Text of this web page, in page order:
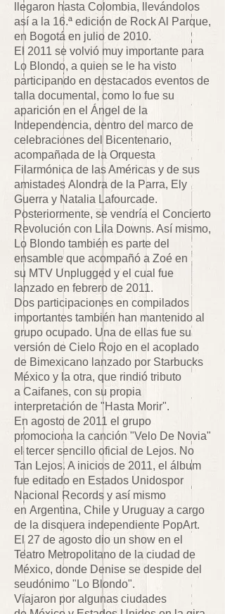
llegaron hasta Colombia, llevándolos
así a la 16.ª edición de Rock Al Parque,
en Bogotá en julio de 2010.
El 2011 se volvió muy importante para
Lo Blondo, a quien se le ha visto
participando en destacados eventos de
talla documental, como lo fue su
aparición en el Ángel de la
Independencia, dentro del marco de
celebraciones del Bicentenario,
acompañada de la Orquesta
Filarmónica de las Américas y de sus
amistades Alondra de la Parra, Ely
Guerra y Natalia Lafourcade.
Posteriormente, se vendría el Concierto
Revolución con Lila Downs. Así mismo,
Lo Blondo también es parte del
ensamble que acompañó a Zoé en
su MTV Unplugged y el cual fue
lanzado en febrero de 2011.
Dos participaciones en compilados
importantes también han mantenido al
grupo ocupado. Una de ellas fue su
versión de Cielo Rojo en el acoplado
de Bimexicano lanzado por Starbucks
México y la otra, que rindió tributo
a Caifanes, con su propia
interpretación de "Hasta Morir".
En agosto de 2011 el grupo
promociona la canción "Velo De Novia"
el tercer sencillo oficial de Lejos. No
Tan Lejos. A inicios de 2011, el álbum
fue editado en Estados Unidospor
Nacional Records y así mismo
en Argentina, Chile y Uruguay a cargo
de la disquera independiente PopArt.
El 27 de agosto dio un show en el
Teatro Metropolitano de la ciudad de
México, donde Denise se despide del
seudónimo "Lo Blondo".
Viajaron por algunas ciudades